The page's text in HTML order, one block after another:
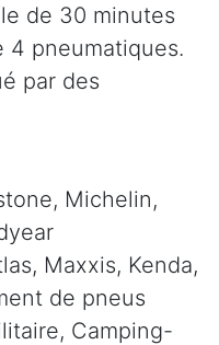
de 30 minutes
4 pneumatiques.
par des
Michelin,
Maxxis, Kenda,
de pneus
Camping-